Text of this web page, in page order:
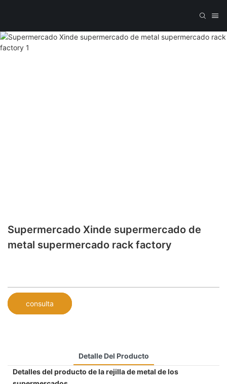
Supermercado Xinde supermercado de
metal supermercado rack factory
consulta
Detalle Del Producto
Detalles del producto de la rejilla de metal de los